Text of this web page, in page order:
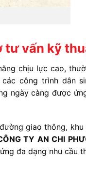
tư vấn kỹ
chịu lực cao,
công trình dân
ngày càng được
giao thông, khu
TY AN CHI
đa dạng nhu cầu